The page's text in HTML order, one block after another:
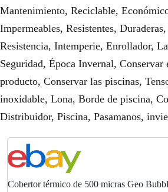
Mantenimiento, Reciclable,
Impermeables, Resistentes,
Resistencia, Intemperie, Enrollador,
Seguridad, Época Invernal, Conservar
producto, Conservar las piscinas,
inoxidable, Lona, Borde de piscina,
Distribuidor, Piscina, Pasamanos,
Cobertor térmico de 500 micras Geo